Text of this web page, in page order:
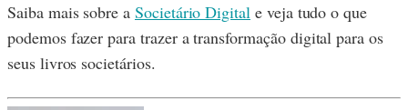
Saiba mais sobre a Societário Digital e veja tudo o que
podemos fazer para trazer a transformação digital para os
seus livros societários.